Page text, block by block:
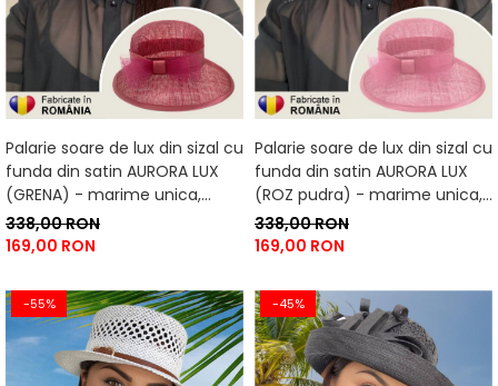
Palarie soare de lux din sizal cu
funda din satin AURORA LUX
(GRENA) - marime unica,
reglabila
338,00 RON
169,00 RON
Palarie soare de lux din sizal cu
funda din satin AURORA LUX
(ROZ pudra) - marime unica,
reglabila
338,00 RON
169,00 RON
-55% -45%